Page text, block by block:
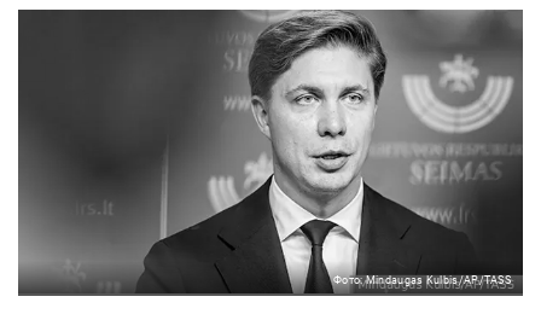
Фото: Mindaugas Kulbis/AP/TASS